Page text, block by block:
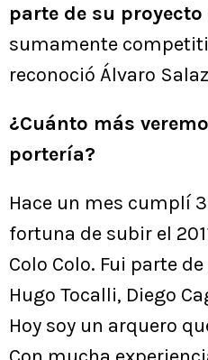
parte de su proyecto
sumamente
reconoció Álvaro
¿Cuánto más
portería?
Hace un mes cumplí
fortuna de subir el
Colo Colo. Fui parte
Hugo Tocalli, Diego
Hoy soy un arquero